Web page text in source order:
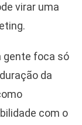
virar uma
gente foca só
da
com o